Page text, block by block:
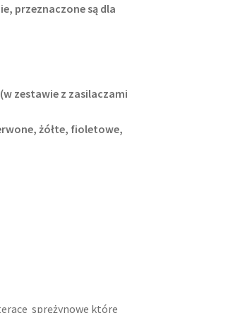
przeznaczone są dla
zestawie z zasilaczami
żółte, fioletowe,
sprężynowe które